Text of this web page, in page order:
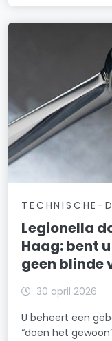
TECHNISCHE-
Legionella
Haag: bent
geen blinde
30 april 2026
U beheert een
“doen het